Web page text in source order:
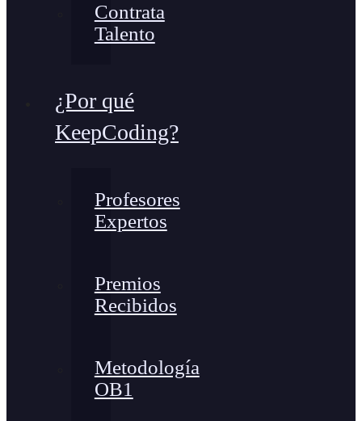
Contrata
Talento
¿Por qué
KeepCoding?
Profesores
Expertos
Premios
Recibidos
Metodología
OB1